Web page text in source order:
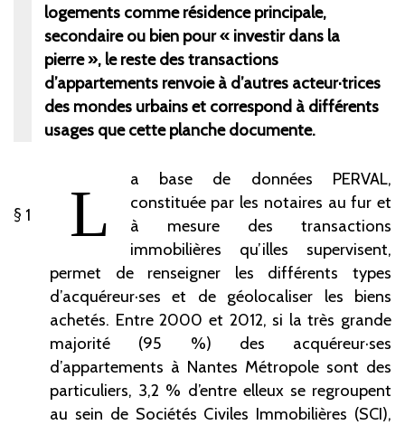
logements comme résidence principale,
secondaire ou bien pour « investir dans la
pierre», le reste des transactions
d’appartements renvoie à d’autres acteur·trices
des mondes urbains et correspond à différents
usages que cette planche documente.
1 L
a base de données PERVAL,
constituée par les notaires au fur et
à mesure des transactions
immobilières qu’illes supervisent,
permet de renseigner les différents types
d’acquéreur·ses et de géolocaliser les biens
achetés. Entre 2000 et 2012, si la très grande
majorité (95
%) des acquéreur·ses
d’appartements à Nantes Métropole sont des
particuliers, 3,2 % d’entre elleux se regroupent
au sein de Sociétés Civiles Immobilières (SCI),